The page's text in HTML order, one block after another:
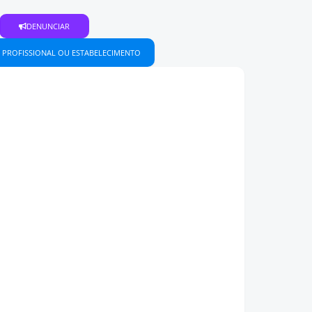
DENUNCIAR
OU ESTABELECIMENTO